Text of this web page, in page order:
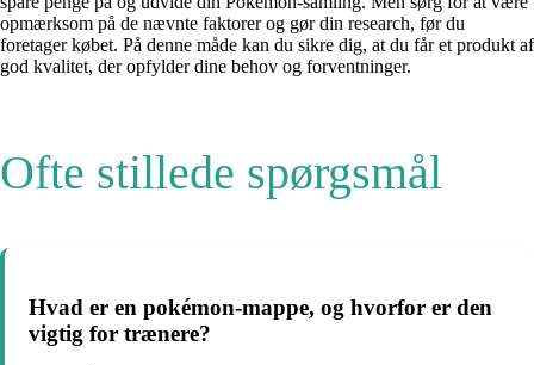
opmærksom på de nævnte faktorer og gør din research, før du
foretager købet. På denne måde kan du sikre dig, at du får et produkt af
god kvalitet, der opfylder dine behov og forventninger.
Ofte stillede spørgsmål
Hvad er en pokémon-mappe, og hvorfor er den
vigtig for trænere?